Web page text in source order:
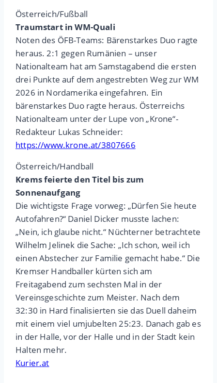
Österreich/Fußball
Traumstart in WM-Quali
Noten des ÖFB-Teams: Bärenstarkes Duo ragte
heraus. 2:1 gegen Rumänien – unser
Nationalteam hat am Samstagabend die ersten
drei Punkte auf dem angestrebten Weg zur WM
2026 in Nordamerika eingefahren. Ein
bärenstarkes Duo ragte heraus. Österreichs
Nationalteam unter der Lupe von „Krone“-
Redakteur Lukas Schneider:
https://www.krone.at/3807666
Österreich/Handball
Krems feierte den Titel bis zum
Sonnenaufgang
Die wichtigste Frage vorweg: „Dürfen Sie heute
Autofahren?“ Daniel Dicker musste lachen:
„Nein, ich glaube nicht.“ Nüchterner betrachtete
Wilhelm Jelinek die Sache: „Ich schon, weil ich
einen Abstecher zur Familie gemacht habe.“ Die
Kremser Handballer kürten sich am
Freitagabend zum sechsten Mal in der
Vereinsgeschichte zum Meister. Nach dem
32:30 in Hard finalisierten sie das Duell daheim
mit einem viel umjubelten 25:23. Danach gab es
in der Halle, vor der Halle und in der Stadt kein
Halten mehr.
Kurier.at